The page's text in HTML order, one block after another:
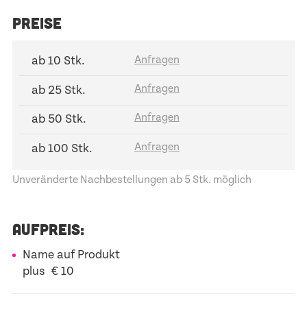
PREISE
ab 10 Stk.
ab 25 Stk.
ab 50 Stk.
ab 100 Stk.
Unveränderte Nachbestellungen ab 5 Stk. möglich
AUFPREIS:
Name auf Produkt
plus € 10